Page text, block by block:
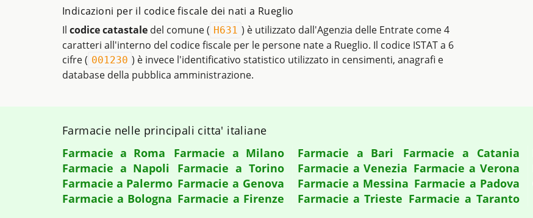
Indicazioni per il codice fiscale dei nati a Rueglio
Il codice catastale del comune ( H631 ) è utilizzato dall'Agenzia delle Entrate come 4
caratteri all'interno del codice fiscale per le persone nate a Rueglio. Il codice ISTAT a 6
cifre ( 001230 ) è invece l'identificativo statistico utilizzato in censimenti, anagrafi e
database della pubblica amministrazione.
Farmacie nelle principali citta' italiane
Farmacie a Roma
Farmacie a Milano
Farmacie a Napoli
Farmacie a Torino
Farmacie a Palermo Farmacie a Genova
Farmacie a Bologna Farmacie a Firenze
Farmacie a Bari
Farmacie a Catania
Farmacie a Venezia Farmacie a Verona
Farmacie a Messina Farmacie a Padova
Farmacie a Trieste Farmacie a Taranto